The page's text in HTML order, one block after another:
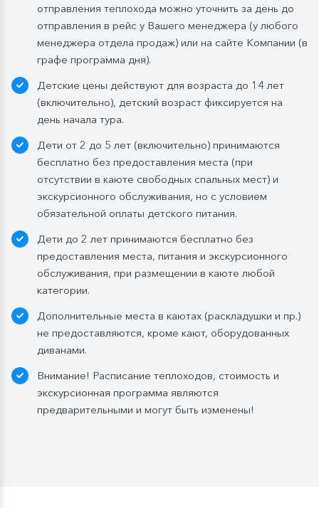
завтрак континентальный;
заказная система питания, выбор блюд со 2-
го дня круиза. Включены напитки без ограничения:
Ужин:
заказная система питания, выбор блюд со 2-
200 мл. по запросу. На выбор: вино красное / белое
/ игристое (1 бокал, 125 мл) / водка (1 рюмка, 50
Бутилированная вода в каюте:
Каюты класса «Люкс» и «Полулюкс»:
ежедневное пополнение — 1 бутылка (0,5 л.) в день;
Стандартные каюты:
день посадки:
— в рейсах до 4 дней включительно: 1 бутылка (0,5
л.) при одноместном размещении, 1 бутылка (1,5 л.)
в 2- и 3-местном размещении;
— в рейсах от 5 дней до 10 дней включительно: 1
бутылка (1,5 л.);
— в рейсах от 16 до 20 дней включительно: 3
бутылки (1,5 л.);
отправления теплохода можно уточнить за день до
отправления в рейс у Вашего менеджера (у любого
менеджера отдела продаж) или на сайте Компании (в
графе программа дня).
Детские цены действуют для возраста до 14 лет
(включительно), детский возраст фиксируется на
день начала тура.
Дети от 2 до 5 лет (включительно) принимаются
бесплатно без предоставления места (при
отсутствии в каюте свободных спальных мест) и
экскурсионного обслуживания, но с условием
обязательной оплаты детского питания.
Дети до 2 лет принимаются бесплатно без
предоставления места, питания и экскурсионного
обслуживания, при размещении в каюте любой
категории.
Дополнительные места в каютах (раскладушки и пр.)
не предоставляются, кроме кают, оборудованных
диванами.
Внимание! Расписание теплоходов, стоимость и
экскурсионная программа являются
предварительными и могут быть изменены!